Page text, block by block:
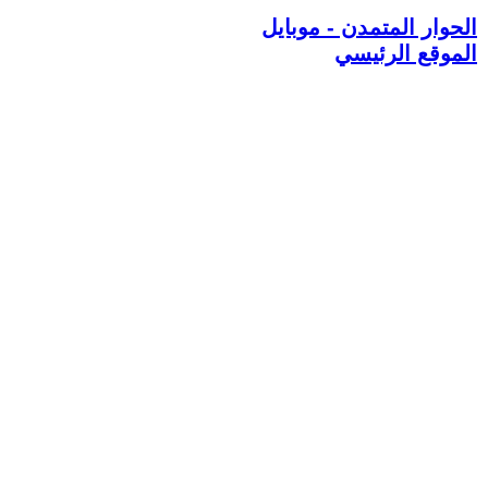
الحوار المتمدن - موبايل
الموقع الرئيسي